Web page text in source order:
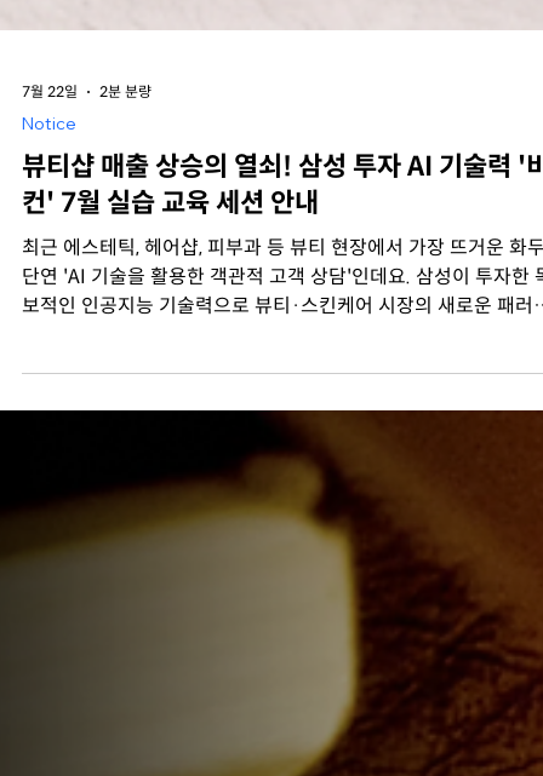
7월 22일 2분 분량
Notice
컨' 7월 실습 교육 세션 안내
단연 'AI 기술을 활용한 객관적 고객 상담'인데요. 삼성이 투자한 독
보적인 인공지능 기술력으로 뷰티·스킨케어 시장의 새로운 패러
임을 열어가고 있는 비컨에서 7월 오프라인 정기 교육과정 수강
모집합니다! 😎 단순 이론 전달에 그치지 않고, 매장에서 즉시 활용
가능한 100% 실습 중심 교육으로 알차게 준비했으니 아래 일정